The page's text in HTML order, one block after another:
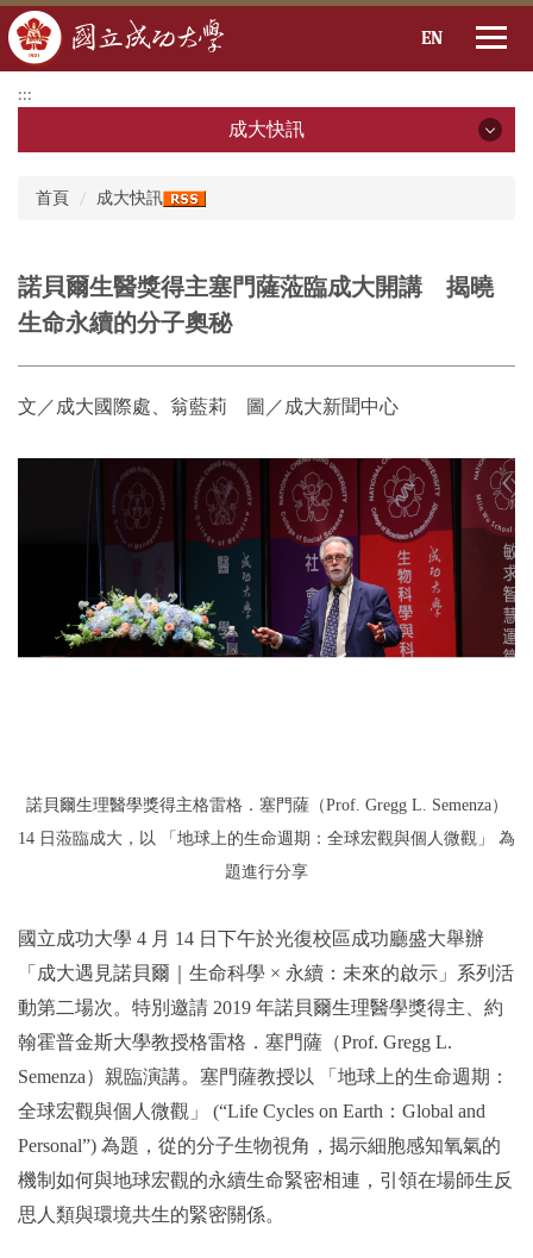
到
要
EN
:::
成大快訊
2025年
2024年
首頁
成大快訊
諾貝爾生醫獎得主塞門薩蒞臨成大開講 揭曉
生命永續的分子奧秘
文／成大國際處、翁藍莉 圖／成大新聞中心
諾貝爾生理醫學獎得主格雷格．塞門薩（Prof. Gregg L. Semenza）
14 日 蒞臨成大， 以 「地球上的生命週期：全球宏觀與個人微觀」 為
題進行分享
國立成功大學 4 月 14 日下午於光復校區成功廳盛大舉辦
「成大遇見諾貝爾｜生命科學 × 永續：未來的啟示」系列活
動第二場次。特別邀請 2019 年諾貝爾生理醫學獎得主、約
翰霍普金斯大學教授格雷格．塞門薩（Prof. Gregg L.
Semenza）親臨演講。塞門薩教授以 「地球上的生命週期：
全球宏觀與個人微觀」 (“Life Cycles on Earth：Global and
Personal”) 為題，從的分子生物視角，揭示細胞感知氧氣的
機制如何與地球宏觀的永續生命緊密相連，引領在場師生反
思人類與環境共生的緊密關係。